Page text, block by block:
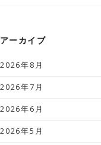
アーカイブ
2026年8月
2026年7月
2026年6月
2026年5月